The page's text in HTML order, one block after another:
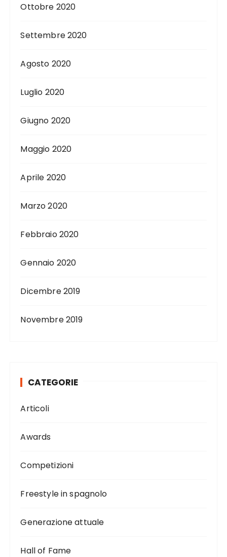
Ottobre 2020
Settembre 2020
Agosto 2020
Luglio 2020
Giugno 2020
Maggio 2020
Aprile 2020
Marzo 2020
Febbraio 2020
Gennaio 2020
Dicembre 2019
Novembre 2019
CATEGORIE
Articoli
Awards
Competizioni
Freestyle in spagnolo
Generazione attuale
Hall of Fame